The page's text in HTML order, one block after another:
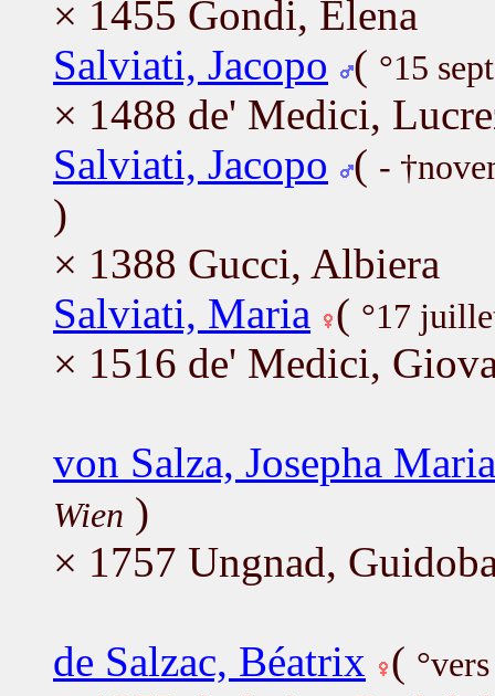
× 1455 Gondi, Elena
Salviati, Jacopo
( °15
× 1488 de' Medici,
Salviati, Jacopo
( -
)
× 1388 Gucci, Albiera
Salviati, Maria ( °17
× 1516 de' Medici,
von Salza, Josepha Maria
Wien )
× 1757 Ungnad,
de Salzac, Béatrix (